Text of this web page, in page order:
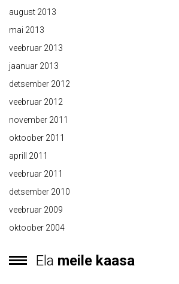
august 2013
mai 2013
veebruar 2013
jaanuar 2013
detsember 2012
veebruar 2012
november 2011
oktoober 2011
aprill 2011
veebruar 2011
detsember 2010
veebruar 2009
oktoober 2004
Ela meile kaasa